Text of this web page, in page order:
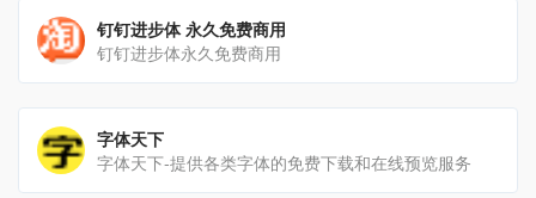
钉钉进步体 永久免费商用
钉钉进步体永久免费商用
字体天下
字体天下-提供各类字体的免费下载和在线预览服务